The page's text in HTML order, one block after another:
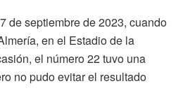
de septiembre de 2023, cuando
en el Estadio de la
el número 22 tuvo una
no pudo evitar el resultado